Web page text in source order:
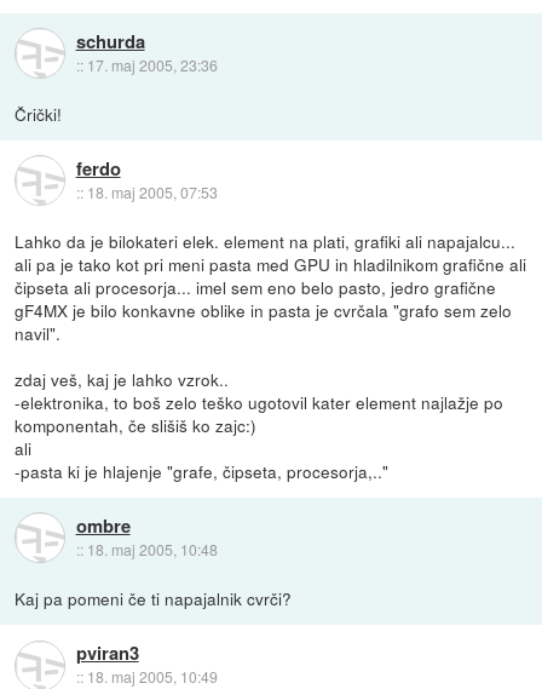
schurda
:: 17. maj 2005, 23:36
Črički!
ferdo
:: 18. maj 2005, 07:53
Lahko da je bilokateri elek. element na plati, grafiki ali napajalcu...
ali pa je tako kot pri meni pasta med GPU in hladilnikom grafične ali
čipseta ali procesorja... imel sem eno belo pasto, jedro grafične
gF4MX je bilo konkavne oblike in pasta je cvrčala "grafo sem zelo
navil".
zdaj veš, kaj je lahko vzrok..
-elektronika, to boš zelo teško ugotovil kater element najlažje po
komponentah, če slišiš ko zajc:)
ali
-pasta ki je hlajenje "grafe, čipseta, procesorja,.."
ombre
:: 18. maj 2005, 10:48
Kaj pa pomeni če ti napajalnik cvrči?
pviran3
:: 18. maj 2005, 10:49